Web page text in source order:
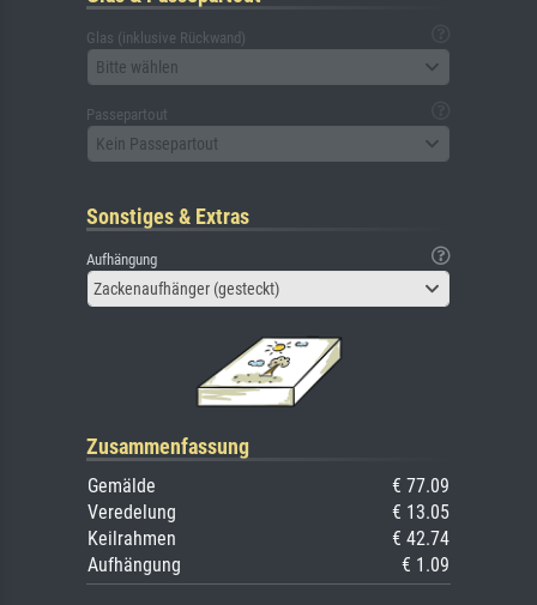
Glas (inklusive Rückwand)
Bitte wählen
Passepartout
Kein Passepartout
Sonstiges & Extras
Aufhängung
Zackenaufhänger (gesteckt)
Zusammenfassung
Gemälde
€ 77.09
Veredelung
€ 13.05
Keilrahmen
€ 42.74
Aufhängung
€ 1.09